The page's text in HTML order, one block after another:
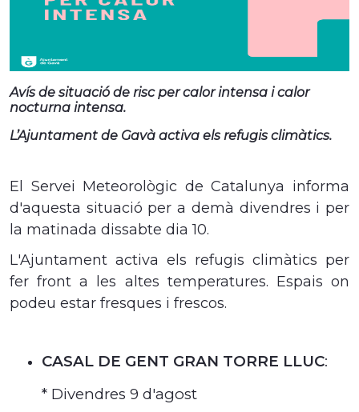
Avís de situació de risc per calor intensa i calor
nocturna intensa.
L’Ajuntament de Gavà activa els refugis climàtics.
El Servei Meteorològic de Catalunya informa
d'aquesta situació per a demà divendres i per
la matinada dissabte dia 10.
L'Ajuntament activa els refugis climàtics per
fer front a les altes temperatures. Espais on
podeu estar fresques i frescos.
CASAL DE GENT GRAN TORRE LLUC:
* Divendres 9 d'agost